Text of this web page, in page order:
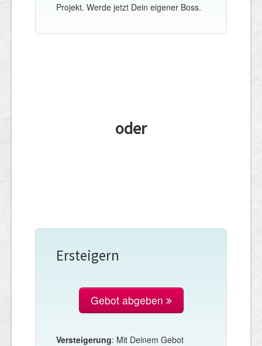
Projekt. Werde jetzt Dein eigener Boss.
oder
Ersteigern
Gebot abgeben
Versteigerung: Mit Deinem Gebot